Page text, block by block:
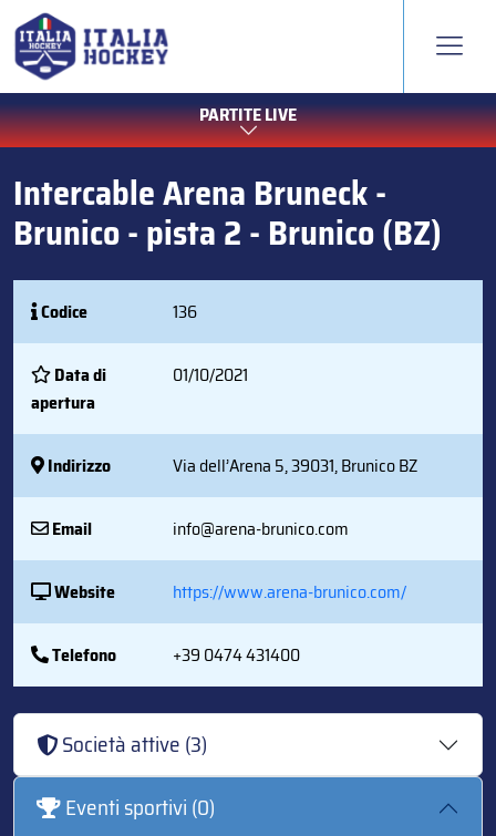
PARTITE LIVE
Intercable Arena Bruneck -
Brunico - pista 2 - Brunico (BZ)
Codice 136
Data di
apertura
01/10/2021
Indirizzo Via dell’Arena 5, 39031, Brunico BZ
Email info@arena-brunico.com
Website https://www.arena-brunico.com/
Telefono +39 0474 431400
Società attive (3)
Eventi sportivi (0)